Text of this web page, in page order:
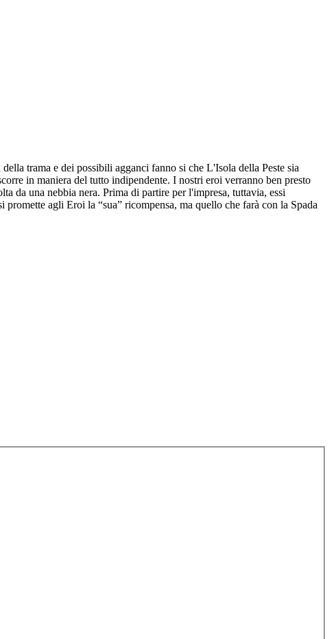
trama e dei possibili agganci fanno si che L'Isola della Peste sia
in maniera del tutto indipendente. I nostri eroi verranno ben presto
da una nebbia nera. Prima di partire per l'impresa, tuttavia, essi
agli Eroi la “sua” ricompensa, ma quello che farà con la Spada